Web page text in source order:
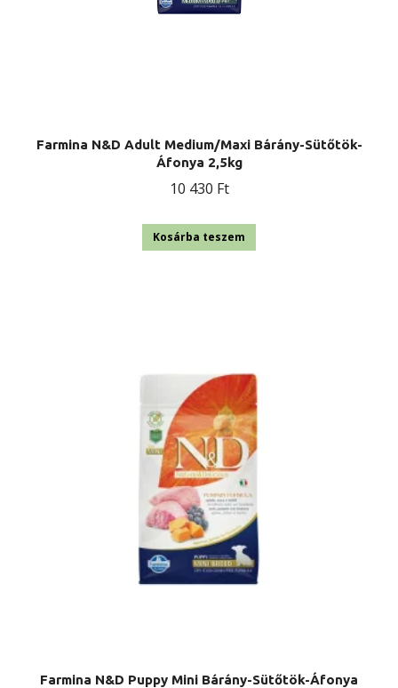
Farmina N&D Adult Medium/Maxi Bárány-Sütőtök-
Áfonya 2,5kg
10 430 Ft
Kosárba teszem
Farmina N&D Puppy Mini Bárány-Sütőtök-Áfonya